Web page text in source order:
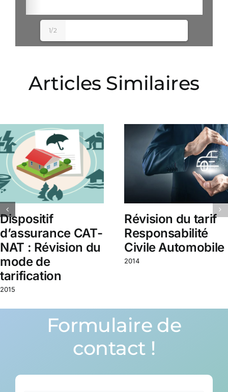
1/2
Articles Similaires
Dispositif
d’assurance CAT-
NAT : Révision du
mode de
tarification
2015
Révision du tarif
Responsabilité
Civile Automobile
2014
Formulaire de
contact !